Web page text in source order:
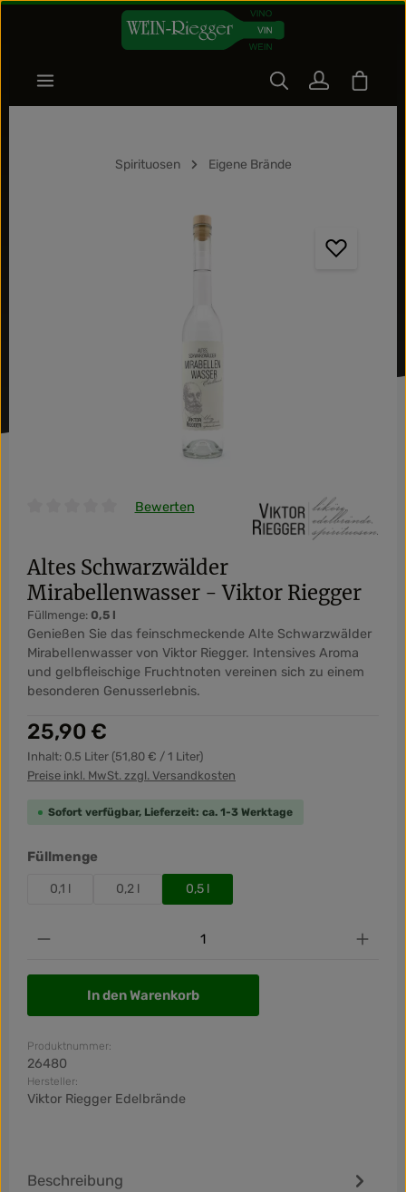
Zum Hauptinhalt springen
Spirituosen Eigene Brände
Durchschnittliche Bewertung von 0 von 5 Sternen
Bewerten
Altes Schwarzwälder
Mirabellenwasser - Viktor Riegger
Füllmenge: 0,5 l
Genießen Sie das feinschmeckende Alte Schwarzwälder
Mirabellenwasser von Viktor Riegger. Intensives Aroma
und gelbfleischige Fruchtnoten vereinen sich zu einem
besonderen Genusserlebnis.
Regulärer Preis:
25,90 €
Inhalt: 0.5 Liter (51,80 € / 1 Liter)
Preise inkl. MwSt. zzgl. Versandkosten
Sofort verfügbar, Lieferzeit: ca. 1-3 Werktage
Füllmenge
0,1 l 0,2 l 0,5 l
Produkt Anzahl: Gib den gewünschten Wert
In den Warenkorb
Produktnummer:
26480
Hersteller:
Viktor Riegger Edelbrände
Beschreibung